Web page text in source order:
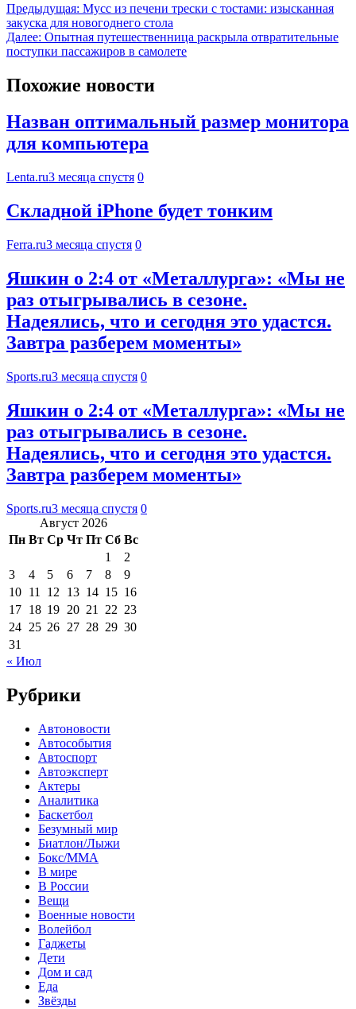
Предыдущая: Мусс из печени трески с тостами: изысканная
закуска для новогоднего стола
Далее: Опытная путешественница раскрыла отвратительные
поступки пассажиров в самолете
Похожие новости
Назван оптимальный размер монитора
для компьютера
Lenta.ru3 месяца спустя 0
Складной iPhone будет тонким
Ferra.ru3 месяца спустя 0
Яшкин о 2:4 от «Металлурга»: «Мы не
раз отыгрывались в сезоне.
Надеялись, что и сегодня это удастся.
Завтра разберем моменты»
Sports.ru3 месяца спустя 0
Яшкин о 2:4 от «Металлурга»: «Мы не
раз отыгрывались в сезоне.
Надеялись, что и сегодня это удастся.
Завтра разберем моменты»
Sports.ru3 месяца спустя 0
Август 2026
Пн Вт Ср Чт Пт Сб Вс
1
2
3
4 5 6 7 8
9
10 11 12 13 14 15 16
17 18 19 20 21 22 23
24 25 26 27 28 29 30
31
« Июл
Рубрики
Автоновости
Автособытия
Автоспорт
Автоэксперт
Актеры
Аналитика
Баскетбол
Безумный мир
Биатлон/Лыжи
Бокс/MMA
В мире
В России
Вещи
Военные новости
Волейбол
Гаджеты
Дети
Дом и сад
Еда
Звёзды